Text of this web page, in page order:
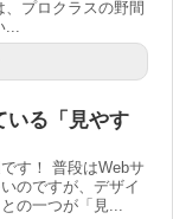
プロクラスの野間
...
いる「見やす
す！ 普段はWebサ
のですが、デザイ
の一つが「見...